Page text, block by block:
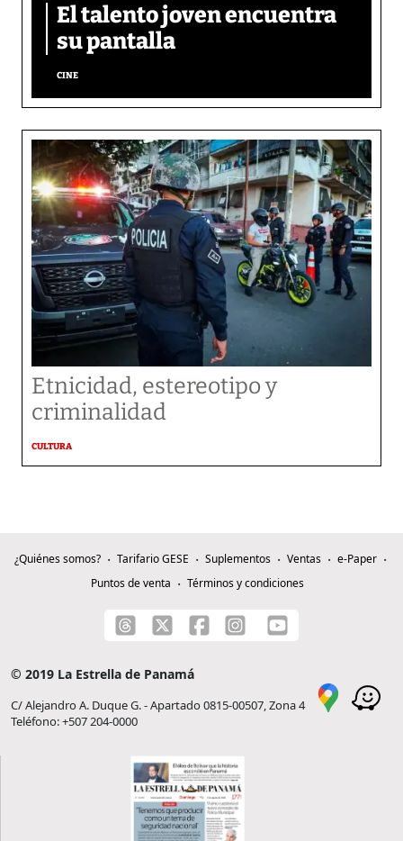
El talento joven encuentra
su pantalla​
CINE
Etnicidad, estereotipo y
criminalidad
CULTURA
¿Quiénes somos? Tarifario GESE Suplementos Ventas
e-Paper
Puntos de venta
Términos y condiciones
© 2019 La Estrella de Panamá
C/ Alejandro A. Duque G. - Apartado 0815-00507, Zona 4
Teléfono: +507 204-0000